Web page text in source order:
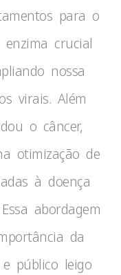
para o
enzima crucial
nossa
virais. Além
o câncer,
otimização de
à doença
abordagem
da
público leigo